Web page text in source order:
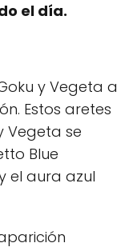
el día.
y Vegeta a
Estos aretes
Vegeta se
Blue
el aura azul